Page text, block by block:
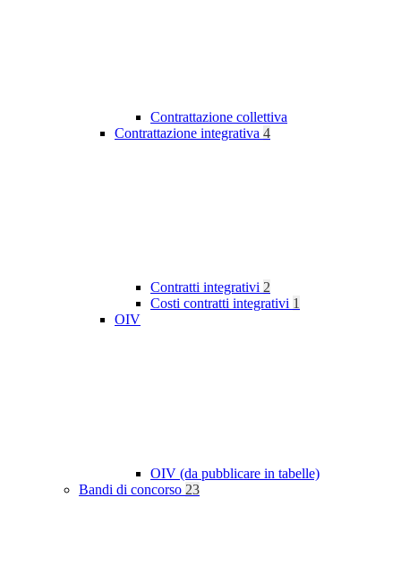
Contrattazione collettiva
Contrattazione integrativa 4
Contratti integrativi 2
Costi contratti integrativi 1
OIV
OIV (da pubblicare in tabelle)
Bandi di concorso 23